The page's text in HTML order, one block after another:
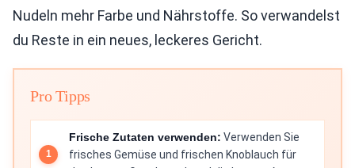
Nudeln mehr Farbe und Nährstoffe. So verwandelst
du Reste in ein neues, leckeres Gericht.
Pro Tipps
Frische Zutaten verwenden: Verwenden Sie
frisches Gemüse und frischen Knoblauch für